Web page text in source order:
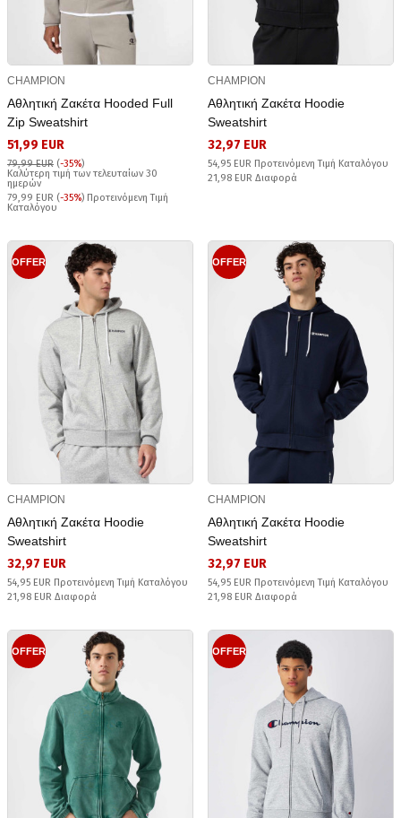
CHAMPION
Αθλητική Ζακέτα Hooded Full
Zip Sweatshirt
51,99 EUR
79,99 EUR (-35%)
Καλύτερη τιμή των τελευταίων 30
ημερών
79,99 EUR (-35%) Προτεινόμενη Τιμή
Καταλόγου
CHAMPION
Αθλητική Ζακέτα Hoodie
Sweatshirt
32,97 EUR
54,95 EUR Προτεινόμενη Τιμή Καταλόγου
21,98 EUR Διαφορά
OFFER
CHAMPION
Αθλητική Ζακέτα Hoodie
Sweatshirt
32,97 EUR
54,95 EUR Προτεινόμενη Τιμή Καταλόγου
21,98 EUR Διαφορά
OFFER
CHAMPION
Αθλητική Ζακέτα Hoodie
Sweatshirt
32,97 EUR
54,95 EUR Προτεινόμενη Τιμή Καταλόγου
21,98 EUR Διαφορά
OFFER OFFER